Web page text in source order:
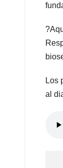
Los
al